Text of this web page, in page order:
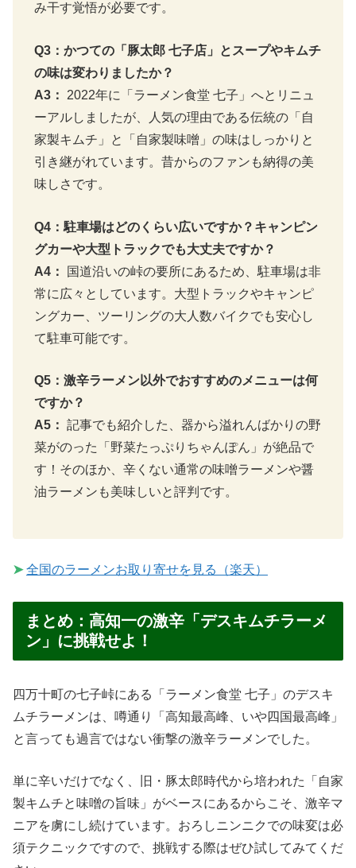
み干す覚悟が必要です。
Q3：かつての「豚太郎 七子店」とスープやキムチ
の味は変わりましたか？
A3：
2022年に「ラーメン食堂 七子」へとリニュ
ーアルしましたが、人気の理由である伝統の「自
家製キムチ」と「自家製味噌」の味はしっかりと
引き継がれています。昔からのファンも納得の美
味しさです。
Q4：駐車場はどのくらい広いですか？キャンピン
グカーや大型トラックでも大丈夫ですか？
A4：
国道沿いの峠の要所にあるため、駐車場は非
常に広々としています。大型トラックやキャンピ
ングカー、ツーリングの大人数バイクでも安心し
て駐車可能です。
Q5：激辛ラーメン以外でおすすめのメニューは何
ですか？
A5： 記事でも紹介した、器から溢れんばかりの野
菜がのった「野菜たっぷりちゃんぽん」が絶品で
す！そのほか、辛くない通常の味噌ラーメンや醤
油ラーメンも美味しいと評判です。
➤ 全国のラーメンお取り寄せを見る（楽天）
まとめ：高知一の激辛「デスキムチラーメ
ン」に挑戦せよ！
四万十町の七子峠にある「ラーメン食堂 七子」のデスキ
ムチラーメンは、噂通り「高知最高峰、いや四国最高峰」
と言っても過言ではない衝撃の激辛ラーメンでした。
単に辛いだけでなく、旧・豚太郎時代から培われた「自家
製キムチと味噌の旨味」がベースにあるからこそ、激辛マ
ニアを虜にし続けています。おろしニンニクでの味変は必
須テクニックですので、挑戦する際はぜひ試してみてくだ